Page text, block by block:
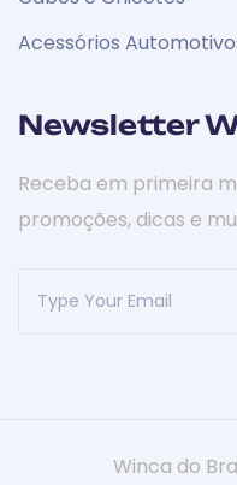
Acessórios
Newsletter
Receba em primeira
promoções, dicas e
Winca do